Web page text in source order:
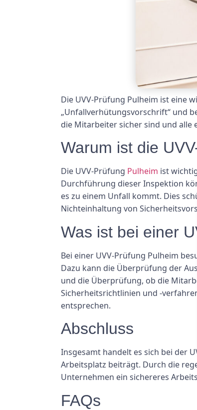
Die UVV-Prüfung Pulheim ist eine
„Unfallverhütungsvorschrift“ und
die Mitarbeiter sicher sind und
Warum ist die
Die UVV-Prüfung Pulheim ist
Durchführung dieser Inspektion
es zu einem Unfall kommt. Dies
Nichteinhaltung von
Was ist bei einer
Bei einer UVV-Prüfung Pulheim
Dazu kann die Überprüfung der
und die Überprüfung, ob die
Sicherheitsrichtlinien und -
entsprechen.
Abschluss
Insgesamt handelt es sich bei der
Arbeitsplatz beiträgt. Durch die
Unternehmen ein sichereres
FAQs